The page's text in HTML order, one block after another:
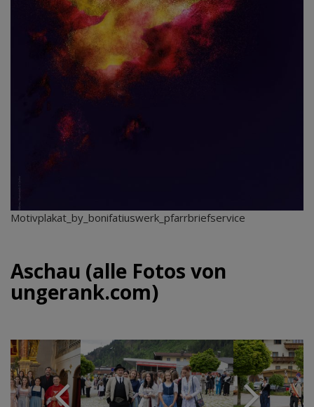
Motivplakat_by_bonifatiuswerk_pfarrbriefservice
Aschau (alle Fotos von
ungerank.com)